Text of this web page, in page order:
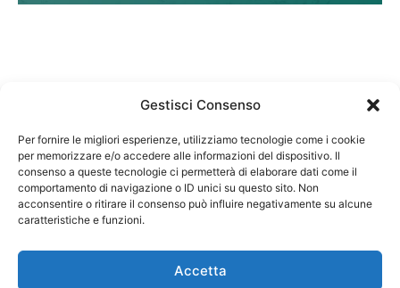
Gestisci Consenso
Per fornire le migliori esperienze, utilizziamo tecnologie come i cookie
per memorizzare e/o accedere alle informazioni del dispositivo. Il
consenso a queste tecnologie ci permetterà di elaborare dati come il
comportamento di navigazione o ID unici su questo sito. Non
acconsentire o ritirare il consenso può influire negativamente su alcune
caratteristiche e funzioni.
Accetta
Federazione Nazionale Degli Ordini dei Biologi:
codice fiscale 80069130583
Responsabile sito internet www.fnob.it: Vincenzo